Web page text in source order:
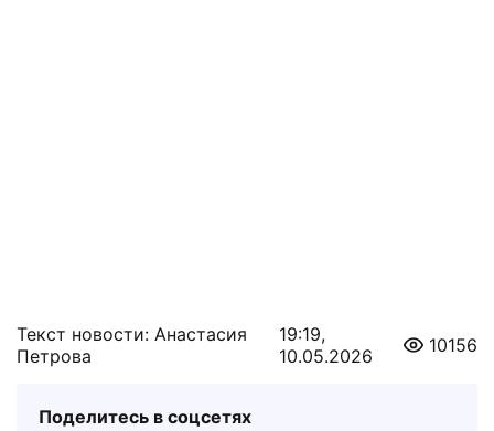
Текст новости: Анастасия
Петрова
19:19,
10.05.2026
10156
Поделитесь в соцсетях